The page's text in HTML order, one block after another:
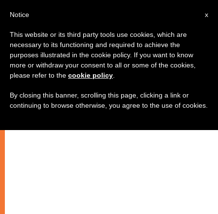
x
Notice
This website or its third party tools use cookies, which are
necessary to its functioning and required to achieve the
purposes illustrated in the cookie policy. If you want to know
more or withdraw your consent to all or some of the cookies,
please refer to the cookie policy
By closing this banner, scrolling this page, clicking a link or
continuing to browse otherwise, you agree to the use of cookies.